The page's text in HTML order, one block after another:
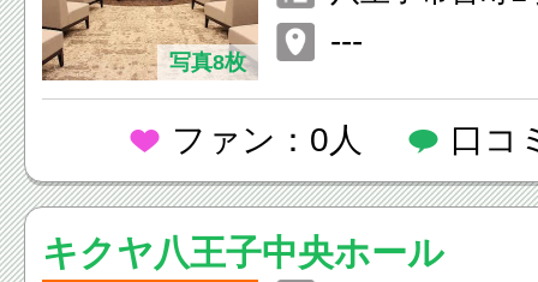
写真8枚
---
ファン：0人 口コ
キクヤ八王子中央ホール